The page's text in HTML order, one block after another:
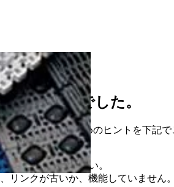
りませんでした。
ジを見つけるためのヒントを下記で
を確認してください。
リンクが古いか、機能していません。